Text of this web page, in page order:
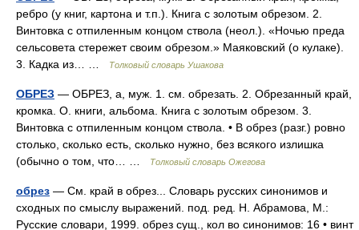
ребро (у книг, картона и т.п.). Книга с золотым обрезом. 2.
Винтовка с отпиленным концом ствола (неол.). «Ночью преда
сельсовета стережет своим обрезом.» Маяковский (о кулаке).
3. Кадка из… …
Толковый словарь Ушакова
ОБРЕЗ — ОБРЕЗ, а, муж. 1. см. обрезать. 2. Обрезанный край,
кромка. О. книги, альбома. Книга с золотым обрезом. 3.
Винтовка с отпиленным концом ствола. • В обрез (разг.) ровно
столько, сколько есть, сколько нужно, без всякого излишка
(обычно о том, что… …
Толковый словарь Ожегова
обрез — См. край в обрез... Словарь русских синонимов и
сходных по смыслу выражений. под. ред. Н. Абрамова, М.:
Русские словари, 1999. обрез сущ., кол во синонимов: 16 • винт